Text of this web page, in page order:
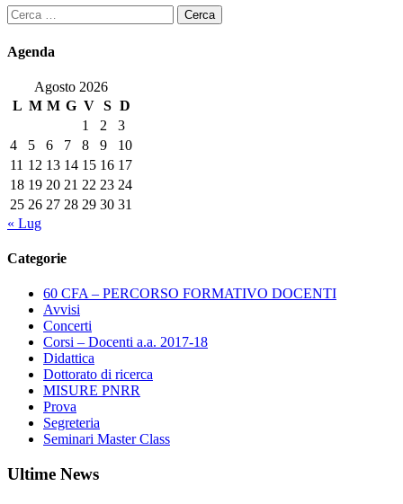
SZELUTO,
–
KAMI?
SKA
(SOPRANO),
FABRIZIO
VITI
(PIANOFORTE)
GIOVEDÌ
ORE
AUDITORIUM
BILLÈ
Ricerca
per:
Agenda
Agosto 2026
L M M G V S D
1
2
3
4
5 6 7 8 9
10
11 12 13 14 15 16 17
18 19 20 21 22 23 24
25 26 27 28 29 30 31
« Lug
Categorie
60 CFA – PERCORSO FORMATIVO DOCENTI
Avvisi
Concerti
Corsi – Docenti a.a. 2017-18
Didattica
Dottorato di ricerca
MISURE PNRR
Prova
Segreteria
Seminari Master Class
Ultime News